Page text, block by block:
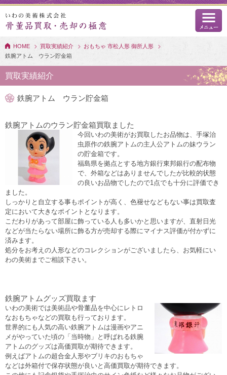
HOME 買取実績紹介
おもちゃ 市松人形 御所人形
鉄腕アトム ウラン貯金箱
買取実績紹介
鉄腕アトム ウラン貯金箱
鉄腕アトムのウラン貯金箱買取ました
今回いわの美術がお買取したお品物は、手塚治
虫原作の鉄腕アトムの主人公アトムの妹ウラン
の貯金箱です。
福島県を拠点とする地方銀行東邦銀行の配布物
で、外箱などはありませんでしたが比較的状態
の良いお品物でしたので1点でも十分に評価でき
ました。
しっかりと自立する事もポイントが高く、色褪せなどもない事は買取査
定において大きなポイントとなります。
こだわりがあって部屋に飾っている人も多いかと思いますが、直射日光
などが当たらない場所に飾る方が売却する際にマイナス評価が付かずに
済みます。
処分をお考えの人形などのコレクションがございましたら、お気軽にい
わの美術までご相談下さい。
鉄腕アトムグッズ買取ます
いわの美術では美術品や骨董品を中心にレトロ
なおもちゃなどの買取も行っております。
世界的にも人気の高い鉄腕アトムは漫画やアニ
メがやっていた頃の「当時物」と呼ばれる鉄腕
アトムのグッズは高価買取が期待できます。
例えばアトムの超合金人形やブリキのおもちゃ
などは外箱付で保存状態が良いと高価買取が期待できます。